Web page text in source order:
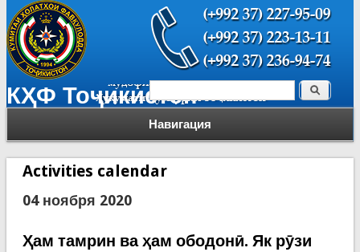
КҲФ Тоҷикистон
Навигация
Форма поиска Поиск
Activities calendar
04 ноября 2020
Ҳам тамрин ва ҳам ободонӣ. Як рӯзи